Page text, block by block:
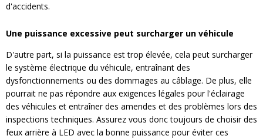
d'accidents.
Une puissance excessive peut surcharger un véhicule
D'autre part, si la puissance est trop élevée, cela peut surcharger
le système électrique du véhicule, entraînant des
dysfonctionnements ou des dommages au câblage. De plus, elle
pourrait ne pas répondre aux exigences légales pour l'éclairage
des véhicules et entraîner des amendes et des problèmes lors des
inspections techniques. Assurez vous donc toujours de choisir des
feux arrière à LED avec la bonne puissance pour éviter ces